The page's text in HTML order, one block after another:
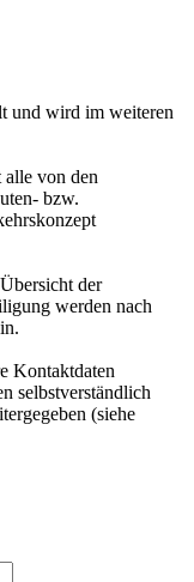
und wird im weiteren
alle von den
bzw.
der
werden nach
Kontaktdaten
selbstverständlich
(siehe